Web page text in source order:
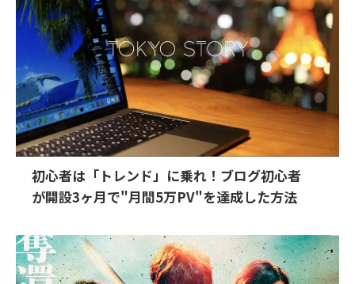
初心者は「トレンド」に乗れ！ブログ初心者
が開設3ヶ月で"月間5万PV"を達成した方法